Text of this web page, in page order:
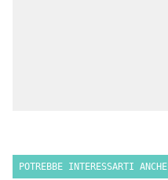
POTREBBE INTERESSARTI ANCHE